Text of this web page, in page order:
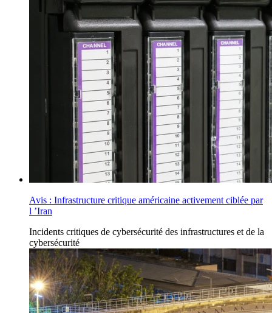
Avis : Infrastructure critique américaine activement ciblée par
l ’Iran
Incidents critiques de cybersécurité des infrastructures et de la
cybersécurité